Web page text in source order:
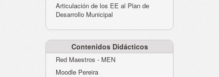
Articulación de los EE al Plan de
Desarrollo Municipal
Contenidos Didácticos
Red Maestros - MEN
Moodle Pereira